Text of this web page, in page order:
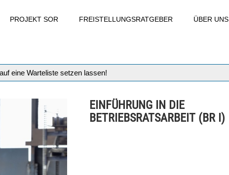
PROJEKT SOR FREISTELLUNGSRATGEBER ÜBER UNS
eine Warteliste setzen lassen!
EINFÜHRUNG IN DIE
BETRIEBSRATSARBEIT (BR I)